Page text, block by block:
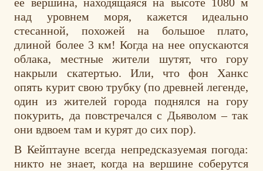
ее вершина, находящаяся на высоте 1080 м
над уровнем моря, кажется идеально
стесанной, похожей на большое плато,
длиной более 3 км! Когда на нее опускаются
облака, местные жители шутят, что гору
накрыли скатертью. Или, что фон Ханкс
опять курит свою трубку (по древней легенде,
один из жителей города поднялся на гору
покурить, да повстречался с Дьяволом – так
они вдвоем там и курят до сих пор).
В Кейптауне всегда непредсказуемая погода:
никто не знает, когда на вершине соберутся